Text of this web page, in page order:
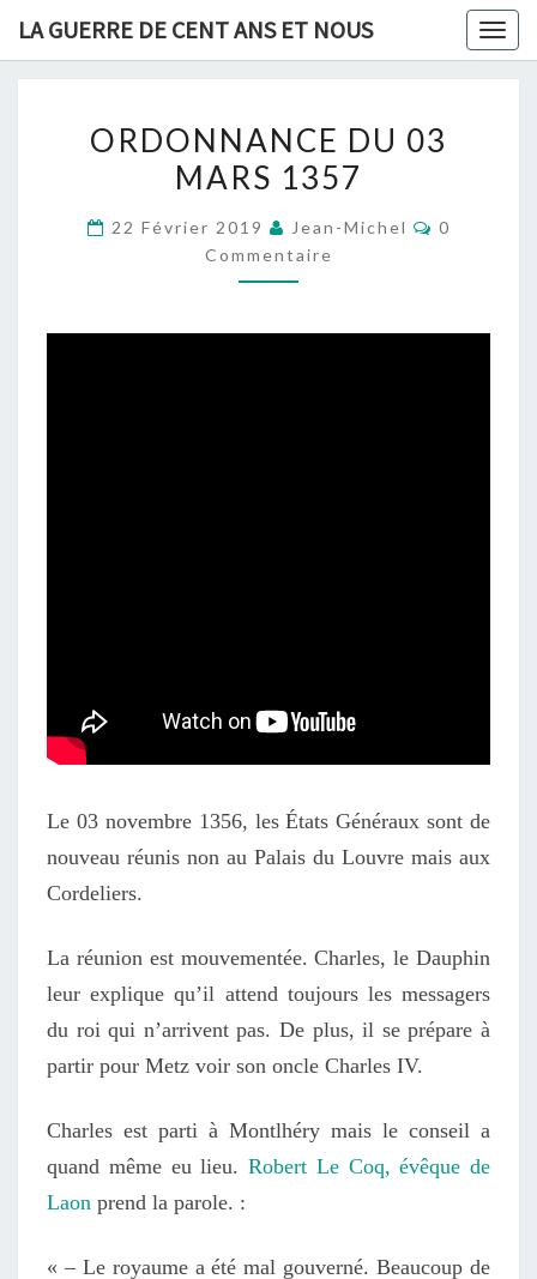
content
LA GUERRE DE CENT ANS ET NOUS
DU
03
1357
ORDONNANCE DU 03
MARS 1357
22 Février 2019 Jean-Michel
0
Commentaire
Le 03 novembre 1356, les États Généraux sont de
nouveau réunis non au Palais du Louvre mais aux
Cordeliers.
La réunion est mouvementée. Charles, le Dauphin
leur explique qu’il attend toujours les messagers
du roi qui n’arrivent pas. De plus, il se prépare à
partir pour Metz voir son oncle Charles IV.
Charles est parti à Montlhéry mais le conseil a
quand même eu lieu. Robert Le Coq, évêque de
Laon prend la parole. :
« – Le royaume a été mal gouverné.Beaucoup de